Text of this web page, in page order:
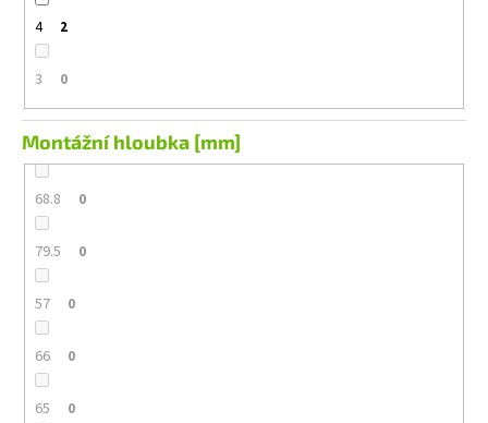
4 2
3 0
Montážní hloubka [mm]
68.8 0
79.5 0
57 0
66 0
65 0